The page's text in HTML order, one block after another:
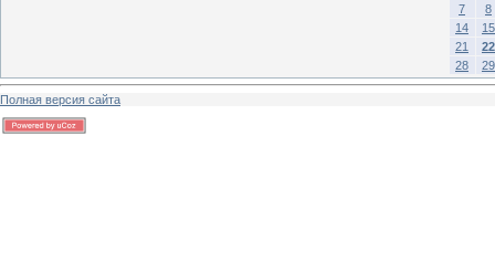
7
8
14
15
21
22
28
29
Полная версия сайта